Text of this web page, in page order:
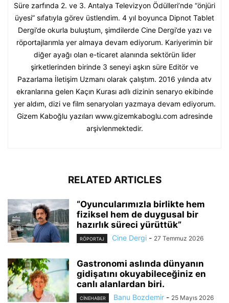
Süre zarfında 2. ve 3. Antalya Televizyon Ödülleri’nde “önjüri
üyesi” sıfatıyla görev üstlendim. 4 yıl boyunca Dipnot Tablet
Dergi’de okurla buluştum, şimdilerde Cine Dergi’de yazı ve
röportajlarımla yer almaya devam ediyorum. Kariyerimin bir
diğer ayağı olan e-ticaret alanında sektörün lider
şirketlerinden birinde 3 seneyi aşkın süre Editör ve
Pazarlama İletişim Uzmanı olarak çalıştım. 2016 yılında atv
ekranlarına gelen Kaçın Kurası adlı dizinin senaryo ekibinde
yer aldım, dizi ve film senaryoları yazmaya devam ediyorum.
Gizem Kaboğlu yazıları www.gizemkaboglu.com adresinde
arşivlenmektedir.
RELATED ARTICLES
“Oyuncularımızla birlikte hem
fiziksel hem de duygusal bir
hazırlık süreci yürüttük”
RÖPORTAJ Cine Dergi - 27 Temmuz 2026
Gastronomi aslında dünyanın
gidişatını okuyabileceğiniz en
canlı alanlardan biri.
CINEHABER Banu Bozdemir - 25 Mayıs 2026